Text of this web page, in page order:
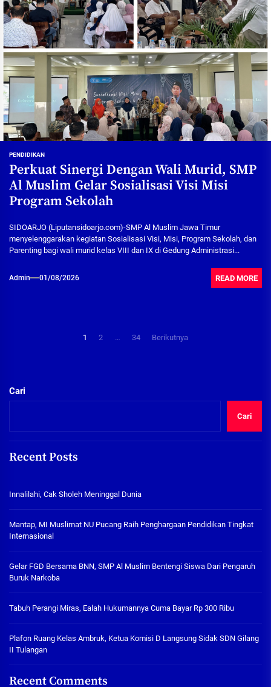
PENDIDIKAN
Perkuat Sinergi Dengan Wali Murid, SMP
Al Muslim Gelar Sosialisasi Visi Misi
Program Sekolah
SIDOARJO (Liputansidoarjo.com)-SMP Al Muslim Jawa Timur
menyelenggarakan kegiatan Sosialisasi Visi, Misi, Program Sekolah, dan
Parenting bagi wali murid kelas VIII dan IX di Gedung Administrasi...
Admin 01/08/2026 READ MORE
1 2 … 34 Berikutnya
Cari
Cari
Recent Posts
Innalilahi, Cak Sholeh Meninggal Dunia
Mantap, MI Muslimat NU Pucang Raih Penghargaan Pendidikan Tingkat
Internasional
Gelar FGD Bersama BNN, SMP Al Muslim Bentengi Siswa Dari Pengaruh
Buruk Narkoba
Tabuh Perangi Miras, Ealah Hukumannya Cuma Bayar Rp 300 Ribu
Plafon Ruang Kelas Ambruk, Ketua Komisi D Langsung Sidak SDN Gilang
II Tulangan
Recent Comments